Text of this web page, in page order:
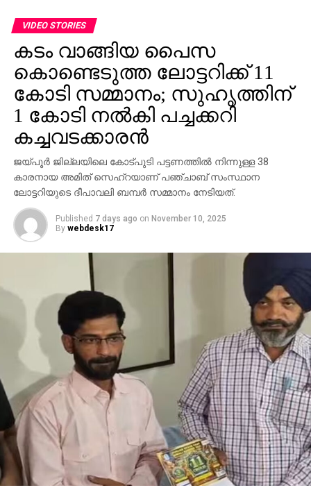
ആവശ്യപ്പെടുന്നതാണ് സാധാരണ രീതി. ചിലര്‍
മാല്‍വെയര്‍ ഇന്‍സ്റ്റാള്‍ ചെയ്യാനോ ഡാറ്റ
മോഷ്ടിക്കാനോ ലക്ഷ്യമിട്ടുള്ള വ്യാജ അഭിമുഖ
സോഫ്റ്റ്‌വെയറുകളും അയക്കുന്നു. ഇത്തരം തട്ടിപ്പുകള്‍
വ്യക്തികള്‍ക്കും സ്ഥാപനങ്ങള്‍ക്കും ഗുരുതരമായ
ഭീഷണിയാണെന്ന് ഗൂഗിള്‍ മുന്നറിയിപ്പ് നല്‍കി.
നിയമാനുസൃത തൊഴിലുടമകള്‍ ഒരിക്കലും സാമ്പത്തിക
വിവരങ്ങളോ പേയ്‌മെന്റെ് ആവശ്യങ്ങളോ
ഉന്നയിക്കില്ലെന്നും ഉപയോക്താക്കള്‍ ഓണ്‍ലൈനില്‍
കൂടുതല്‍ ജാഗ്രത പാലിക്കണമെന്നും ഗൂഗിള്‍
വ്യക്തമാക്കി.
VIDEO STORIES
കടം വാങ്ങിയ പൈസ
കൊണ്ടെടുത്ത ലോട്ടറിക്ക് 11
കോടി സമ്മാനം; സുഹൃത്തിന്
1 കോടി നല്‍കി പച്ചക്കറി
കച്ചവടക്കാരന്‍
ജയ്പൂര്‍ ജില്ലയിലെ കോട്പുടി പട്ടണത്തില്‍ നിന്നുള്ള 38
കാരനായ അമിത് സെഹ്‌റയാണ് പഞ്ചാബ് സംസ്ഥാന
ലോട്ടറിയുടെ ദീപാവലി ബമ്പര്‍ സമ്മാനം നേടിയത്.
Published 7 days ago on November 10, 2025
By webdesk17